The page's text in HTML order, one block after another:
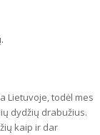
Lietuvoje, todėl mes
dydžių drabužius.
kaip ir dar